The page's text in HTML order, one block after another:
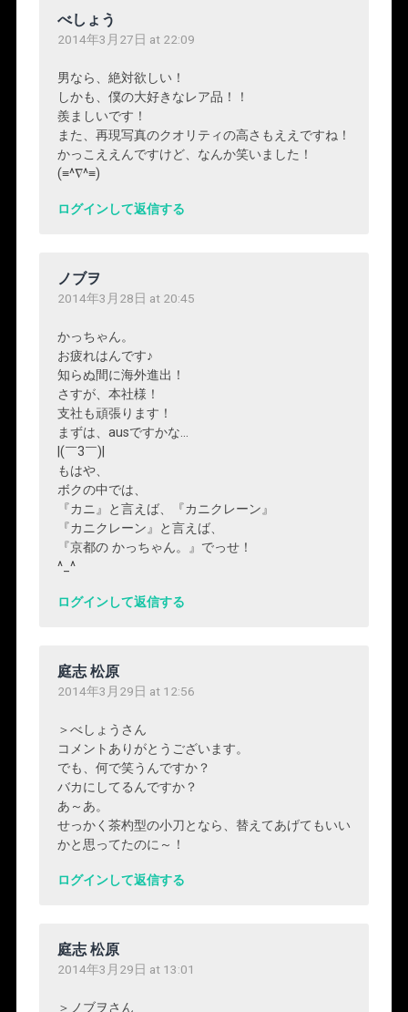
べしょう
2014年3月27日 at 22:09
男なら、絶対欲しい！
しかも、僕の大好きなレア品！！
羨ましいです！
また、再現写真のクオリティの高さもええですね！
かっこええんですけど、なんか笑いました！
(≡^∇^≡)
ログインして返信する
ノブヲ
2014年3月28日 at 20:45
かっちゃん。
お疲れはんです♪
知らぬ間に海外進出！
さすが、本社様！
支社も頑張ります！
まずは、ausですかな…
|(￣3￣)|
もはや、
ボクの中では、
『カニ』と言えば、『カニクレーン』
『カニクレーン』と言えば、
『京都の かっちゃん。』でっせ！
^_^
ログインして返信する
庭志 松原
2014年3月29日 at 12:56
＞べしょうさん
コメントありがとうございます。
でも、何で笑うんですか？
バカにしてるんですか？
あ～あ。
せっかく茶杓型の小刀となら、替えてあげてもいい
かと思ってたのに～！
ログインして返信する
庭志 松原
2014年3月29日 at 13:01
＞ノブヲさん